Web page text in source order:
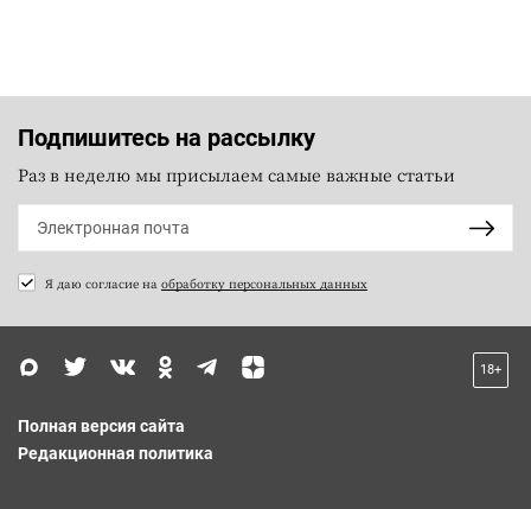
Подпишитесь на рассылку
Раз в неделю мы присылаем самые важные статьи
Я даю согласие на обработку персональных данных
18+
Полная версия сайта
Редакционная политика